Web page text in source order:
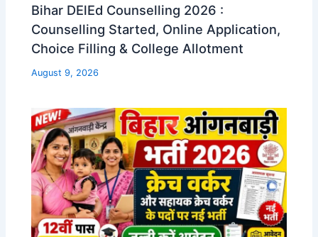
Bihar DElEd Counselling 2026 :
Counselling Started, Online Application,
Choice Filling & College Allotment
August 9, 2026